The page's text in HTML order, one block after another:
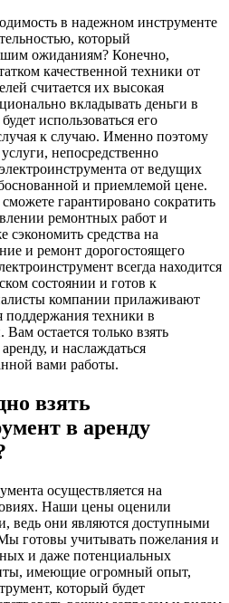
в надежном инструменте
который
ожиданиям? Конечно,
качественной техники от
считается их высокая
вкладывать деньги в
использоваться его
к случаю. Именно поэтому
непосредственно
от ведущих
и приемлемой цене.
гарантировано сократить
ремонтных работ и
сэкономить средства на
и ремонт дорогостоящего
всегда находится
состоянии и готов к
компании прилаживают
техники в
остается только взять
и наслаждаться
вами работы.
взять
в аренду
осуществляется на
Наши цены оценили
ведь они являются доступными
готовы учитывать пожелания и
и даже потенциальных
имеющие огромный опыт,
который будет